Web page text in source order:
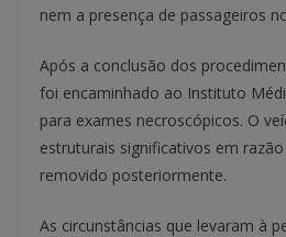
nem a presença de passageiros
Após a conclusão dos
foi encaminhado ao Instituto
para exames necroscópicos. O
estruturais significativos em
removido posteriormente.
As circunstâncias que levaram à